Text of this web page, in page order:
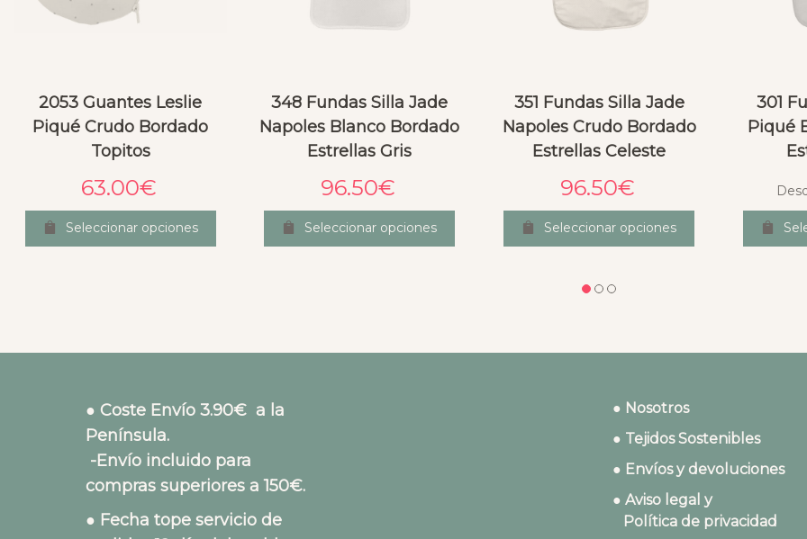
2053 Guantes Leslie
Piqué Crudo Bordado
Topitos
63.00€
Seleccionar opciones
348 Fundas Silla Jade
Napoles Blanco Bordado
Estrellas Gris
96.50€
Seleccionar opciones
351 Fundas Silla Jade
Napoles Crudo Bordado
Estrellas Celeste
96.50€
Seleccionar opciones
301
Piqué
● Coste Envío 3.90€ a la
Península.
-Envío incluido para
compras superiores a 150€.
● Fecha tope servicio de
● Nosotros
● Tejidos Sostenibles
● Envíos y devoluciones
● Aviso legal y
Política de privacidad